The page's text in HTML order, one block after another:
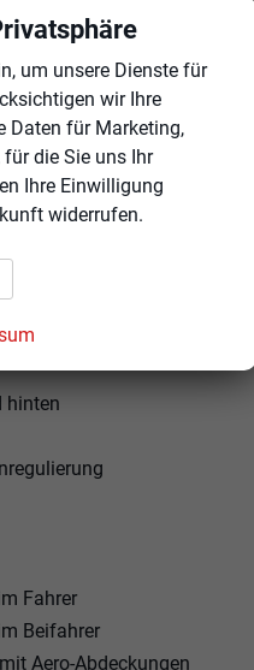
Bremsung bei
Fußgängern und
M Dienste
und Starten
hinten
Fahrer
Beifahrer
Aero-Abdeckungen
um unsere Dienste für
wir Ihre
Daten für Marketing,
die Sie uns Ihr
Ihre Einwilligung
widerrufen.